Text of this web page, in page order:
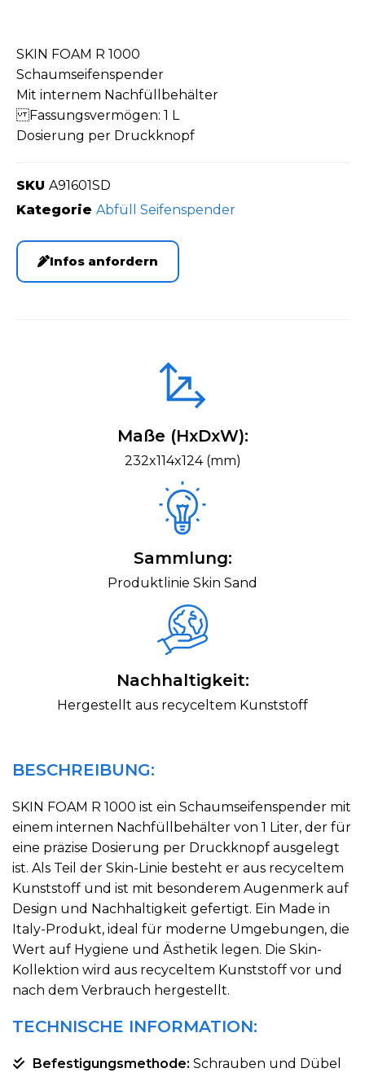
SKIN FOAM R 1000
Schaumseifenspender
Mit internem Nachfüllbehälter
Fassungsvermögen: 1 L
Dosierung per Druckknopf
SKU A91601SD
Kategorie Abfüll Seifenspender
Infos anfordern
Maße (HxDxW):
232x114x124 (mm)
Sammlung:
Produktlinie Skin Sand
Nachhaltigkeit:
Hergestellt aus recyceltem Kunststoff
BESCHREIBUNG:
SKIN FOAM R 1000 ist ein Schaumseifenspender mit
einem internen Nachfüllbehälter von 1 Liter, der für
eine präzise Dosierung per Druckknopf ausgelegt
ist. Als Teil der Skin-Linie besteht er aus recyceltem
Kunststoff und ist mit besonderem Augenmerk auf
Design und Nachhaltigkeit gefertigt. Ein Made in
Italy-Produkt, ideal für moderne Umgebungen, die
Wert auf Hygiene und Ästhetik legen. Die Skin-
Kollektion wird aus recyceltem Kunststoff vor und
nach dem Verbrauch hergestellt.
TECHNISCHE INFORMATION:
Befestigungsmethode: Schrauben und Dübel